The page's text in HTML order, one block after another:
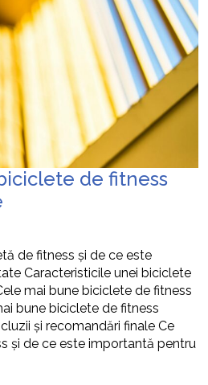
de fitness
de fitness și de ce este
Caracteristicile unei biciclete
mai bune biciclete de fitness
bune biciclete de fitness
și recomandări finale Ce
și de ce este importantă pentru